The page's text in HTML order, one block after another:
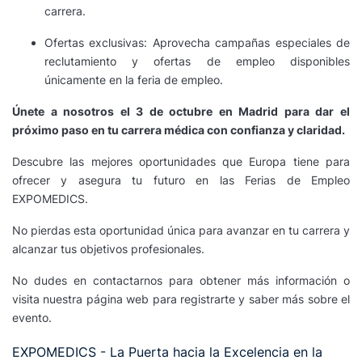
carrera.
Ofertas exclusivas: Aprovecha campañas especiales de
reclutamiento y ofertas de empleo disponibles
únicamente en la feria de empleo.
Únete a nosotros el 3 de octubre en Madrid para dar el
próximo paso en tu carrera médica con confianza y claridad.
Descubre las mejores oportunidades que Europa tiene para
ofrecer y asegura tu futuro en las Ferias de Empleo
EXPOMEDICS.
No pierdas esta oportunidad única para avanzar en tu carrera y
alcanzar tus objetivos profesionales.
No dudes en contactarnos para obtener más información o
visita nuestra página web para registrarte y saber más sobre el
evento.
EXPOMEDICS - La Puerta hacia la Excelencia en la